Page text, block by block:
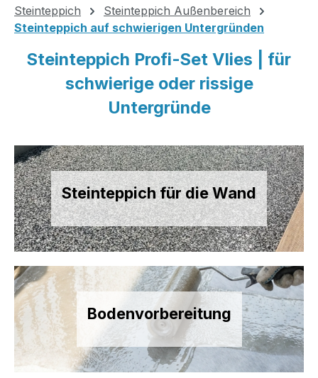
Steinteppich
Steinteppich Außenbereich
Steinteppich auf schwierigen Untergründen
Steinteppich Profi-Set Vlies | für
schwierige oder rissige
Untergründe
Steinteppich für die Wand
Bodenvorbereitung